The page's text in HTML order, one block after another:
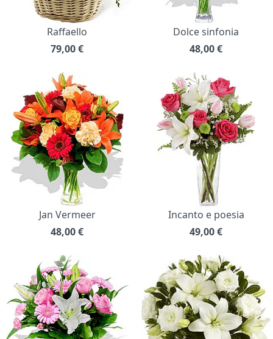
Raffaello
79,00€
Dolce sinfonia
48,00€
Jan Vermeer
48,00€
Incanto e poesia
49,00€